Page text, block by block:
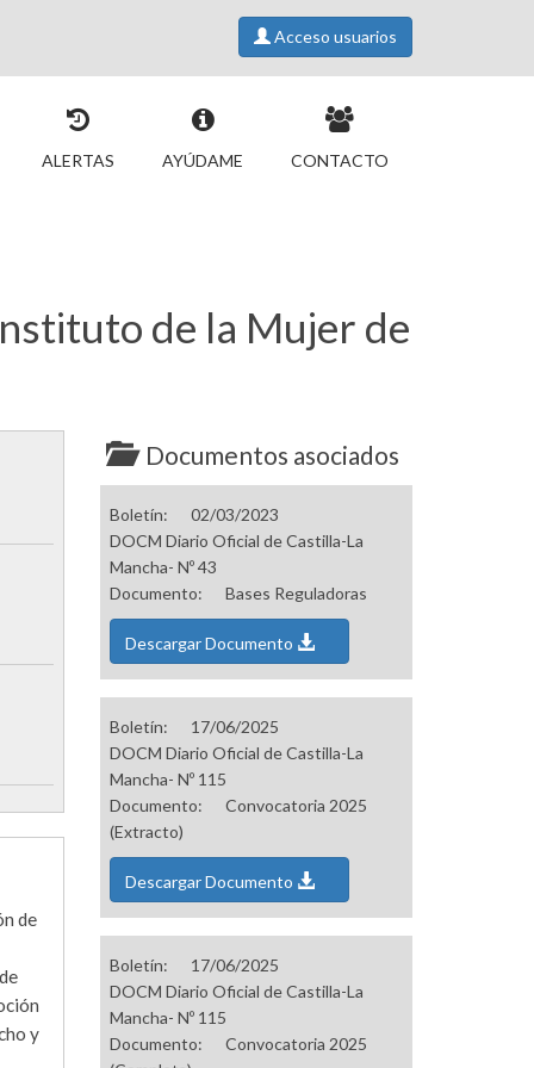
Acceso usuarios
ALERTAS AYÚDAME CONTACTO
de la Mujer de
de
y
Documentos asociados
Boletín:
02/03/2023
DOCM Diario Oficial de Castilla-La
Mancha- Nº 43
Documento:
Bases Reguladoras
Descargar Documento
Boletín:
17/06/2025
DOCM Diario Oficial de Castilla-La
Mancha- Nº 115
Documento:
Convocatoria 2025
(Extracto)
Descargar Documento
Boletín:
17/06/2025
DOCM Diario Oficial de Castilla-La
Mancha- Nº 115
Documento:
Convocatoria 2025